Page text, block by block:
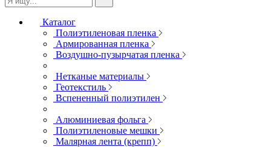
Каталог
Полиэтиленовая пленка
Армированная пленка
Воздушно-пузырчатая пленка
Нетканые материалы
Геотекстиль
Вспененный полиэтилен
Алюминиевая фольга
Полиэтиленовые мешки
Малярная лента (крепп)